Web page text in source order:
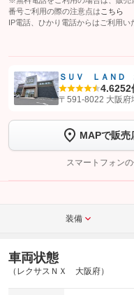
番号ご利用の際の注意点は こちら
IP電話、ひかり電話からはご利用い
【STEP1】認証画面でグーネッ
トーク画面で
ボタ
完了してください。
ＳＵＶ ＬＡＮＤ
4.6252
〒591-8022 大阪府
MAPで販売
スマートフォン
装備
車両状態
（レクサスＮＸ 大阪府）